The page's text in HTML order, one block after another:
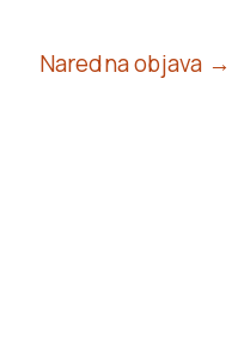
Naredna objava →